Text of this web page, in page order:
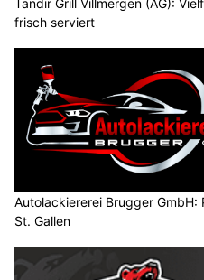
Tandir Grill Villmergen (AG):
frisch serviert
Autolackiererei Brugger GmbH:
St. Gallen